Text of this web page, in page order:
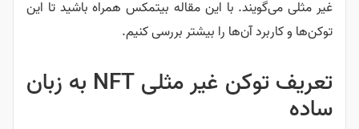
غیر مثلی می‌گویند. با این مقاله بیتمکس همراه باشید تا این
توکن‌ها و کاربرد آن‌ها را بیشتر بررسی کنیم.
تعریف توکن غیر مثلی NFT به زبان
ساده